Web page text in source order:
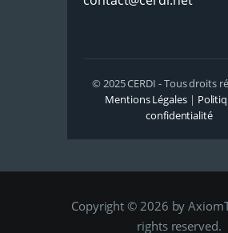
© 2025 CERDI - Tous droits
Mentions Légales|
confidentialité
Copyright © 2026 by
rights reserved.